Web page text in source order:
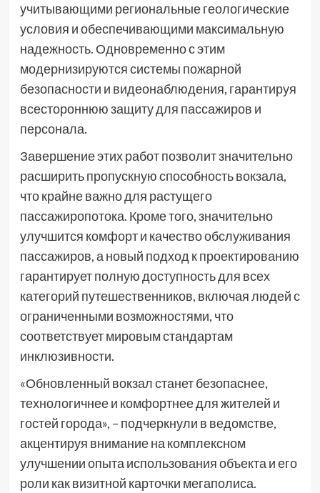
учитывающими региональные геологические
условия и обеспечивающими максимальную
надежность. Одновременно с этим
модернизируются системы пожарной
безопасности и видеонаблюдения, гарантируя
всестороннюю защиту для пассажиров и
персонала.
Завершение этих работ позволит значительно
расширить пропускную способность вокзала,
что крайне важно для растущего
пассажиропотока. Кроме того, значительно
улучшится комфорт и качество обслуживания
пассажиров, а новый подход к проектированию
гарантирует полную доступность для всех
категорий путешественников, включая людей с
ограниченными возможностями, что
соответствует мировым стандартам
инклюзивности.
«Обновленный вокзал станет безопаснее,
технологичнее и комфортнее для жителей и
гостей города», – подчеркнули в ведомстве,
акцентируя внимание на комплексном
улучшении опыта использования объекта и его
роли как визитной карточки мегаполиса.